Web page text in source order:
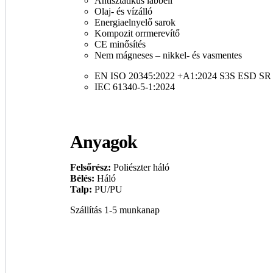
Olaj- és vízálló
Energiaelnyelő sarok
Kompozit orrmerevítő
CE minősítés
Nem mágneses – nikkel- és vasmentes
EN ISO 20345:2022 +A1:2024 S3S ESD
IEC 61340-5-1:2024
Anyagok
Felsőrész: Poliészter háló
Bélés: Háló
Talp: PU/PU
Szállítás 1-5 munkanap